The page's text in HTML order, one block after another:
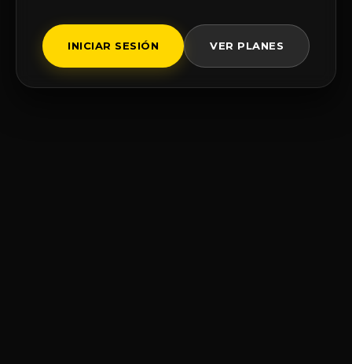
INICIAR SESIÓN VER PLANES